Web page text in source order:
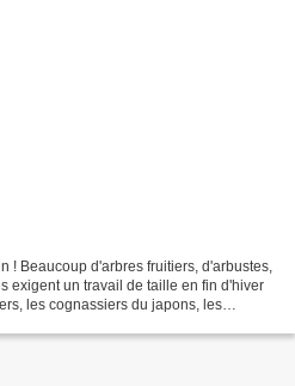
! Beaucoup d'arbres fruitiers, d'arbustes,
exigent un travail de taille en fin d'hiver
les cognassiers du japons, les